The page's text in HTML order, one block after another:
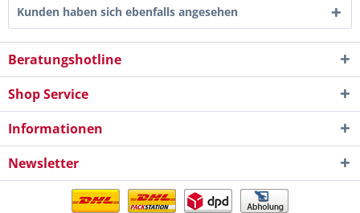
Kunden haben sich ebenfalls angesehen
Beratungshotline
Shop Service
Informationen
Newsletter